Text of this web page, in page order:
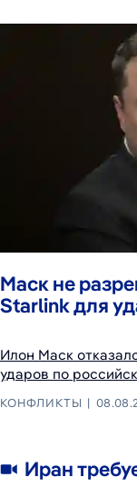
Маск не
Starlink для
Илон Маск
ударов по
КОНФЛИКТЫ
Иран